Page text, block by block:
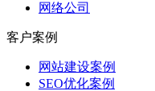
网络公司
客户案例
网站建设案例
SEO优化案例